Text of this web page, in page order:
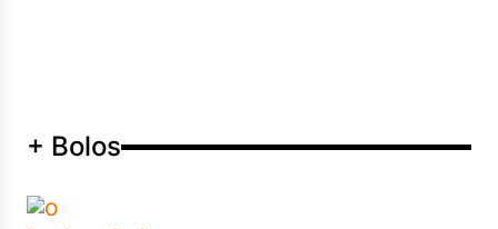
+ Bolos